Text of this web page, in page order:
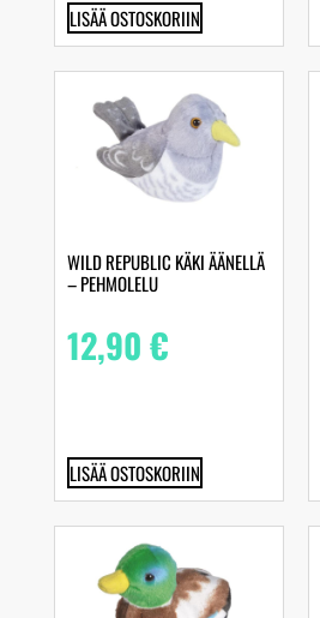
LISÄÄ OSTOSKORIIN
WILD REPUBLIC KÄKI ÄÄNELLÄ
– PEHMOLELU
12,90€
LISÄÄ OSTOSKORIIN